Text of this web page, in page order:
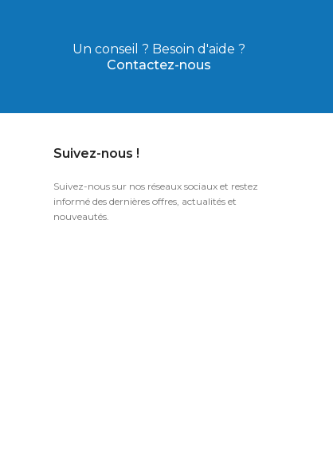
Un conseil ? Besoin d'aide ?
Contactez-nous
Suivez-nous !
Suivez-nous sur nos réseaux sociaux et restez
informé des dernières offres, actualités et
nouveautés.